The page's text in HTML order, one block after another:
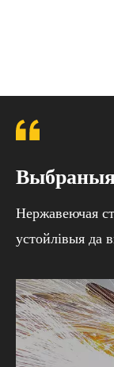
Нержавеючая
устойлівыя да